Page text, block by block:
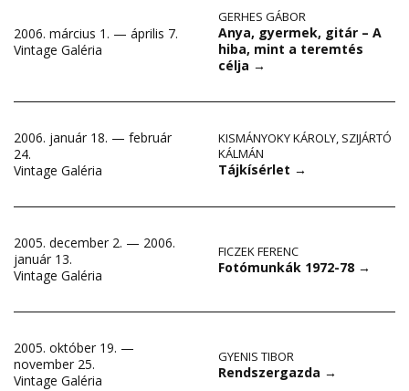
2006. március 1. — április 7.
Vintage Galéria
GERHES GÁBOR
Anya, gyermek, gitár – A
hiba, mint a teremtés
célja →
2006. január 18. — február
24.
Vintage Galéria
KISMÁNYOKY KÁROLY, SZIJÁRTÓ
KÁLMÁN
Tájkísérlet →
2005. december 2. — 2006.
január 13.
Vintage Galéria
FICZEK FERENC
Fotómunkák 1972-78 →
2005. október 19. —
november 25.
Vintage Galéria
GYENIS TIBOR
Rendszergazda →